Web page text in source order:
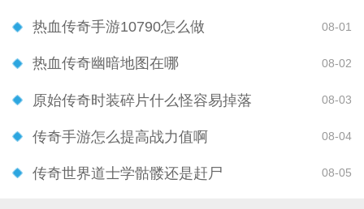
热血传奇手游10790怎么做 08-01
热血传奇幽暗地图在哪 08-02
原始传奇时装碎片什么怪容易掉落 08-03
传奇手游怎么提高战力值啊 08-04
传奇世界道士学骷髅还是赶尸 08-05